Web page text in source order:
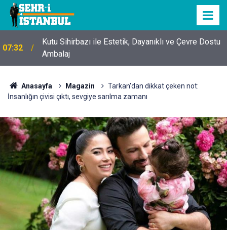
07:32
Kutu Sihirbazı ile Estetik, Dayanıklı ve Çevre Dostu
Ambalaj
Anasayfa Magazin
Tarkan'dan dikkat çeken not:
İnsanlığın çivisi çıktı, sevgiye sarılma zamanı